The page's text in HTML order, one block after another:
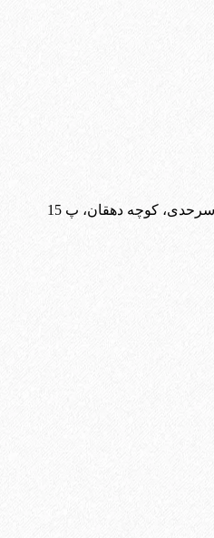
سرحدی، کوچه دهقان، پ 15